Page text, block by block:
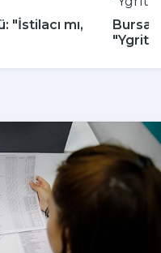
"İstilacı mı,
Bursa